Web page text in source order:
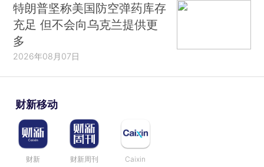
特朗普坚称美国防空弹药库存
充足 但不会向乌克兰提供更
多
2026年08月07日
财新移动
财新 财新周刊 Caixin